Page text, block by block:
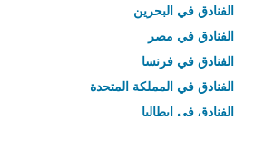
الفنادق في البحرين
الفنادق في مصر
الفنادق في فرنسا
الفنادق في المملكة المتحدة
الفنادق في إيطاليا